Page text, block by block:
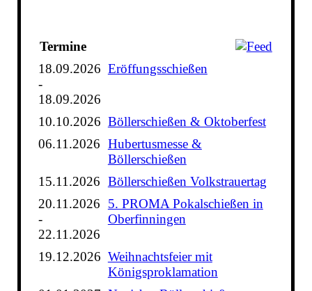
Termine
18.09.2026
-
18.09.2026
Eröffungsschießen
10.10.2026 Böllerschießen & Oktoberfest
06.11.2026 Hubertusmesse &
Böllerschießen
15.11.2026 Böllerschießen Volkstrauertag
20.11.2026
-
22.11.2026
5. PROMA Pokalschießen in
Oberfinningen
19.12.2026 Weihnachtsfeier mit
Königsproklamation